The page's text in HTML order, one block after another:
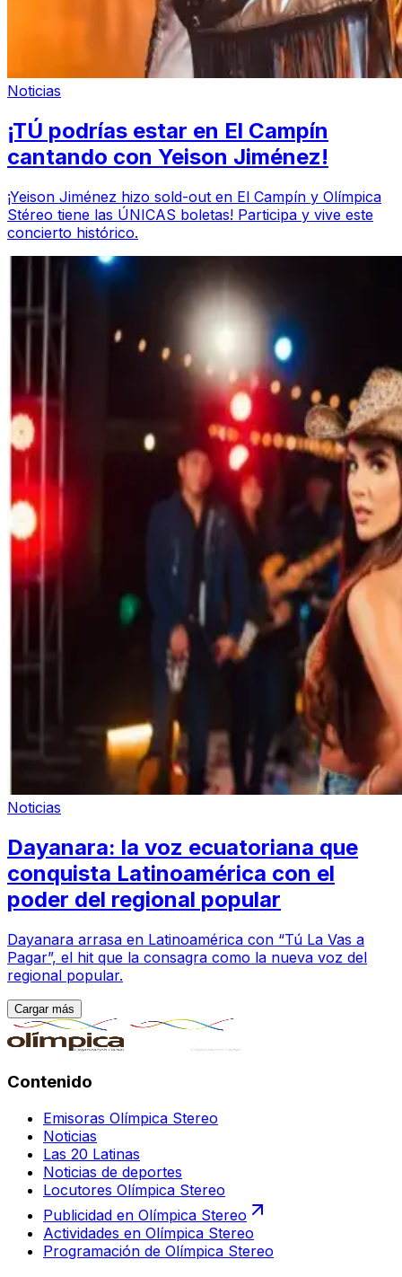
Noticias
¡TÚ podrías estar en El Campín
cantando con Yeison Jiménez!
¡Yeison Jiménez hizo sold-out en El Campín y Olímpica
Stéreo tiene las ÚNICAS boletas! Participa y vive este
concierto histórico.
Noticias
Dayanara: la voz ecuatoriana que
conquista Latinoamérica con el
poder del regional popular
Dayanara arrasa en Latinoamérica con “Tú La Vas a
Pagar”, el hit que la consagra como la nueva voz del
regional popular.
Cargar más
Contenido
Emisoras Olímpica Stereo
Noticias
Las 20 Latinas
Noticias de deportes
Locutores Olímpica Stereo
Publicidad en Olímpica Stereo
Actividades en Olímpica Stereo
Programación de Olímpica Stereo